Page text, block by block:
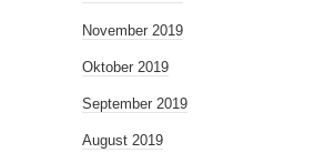
November 2019
Oktober 2019
September 2019
August 2019